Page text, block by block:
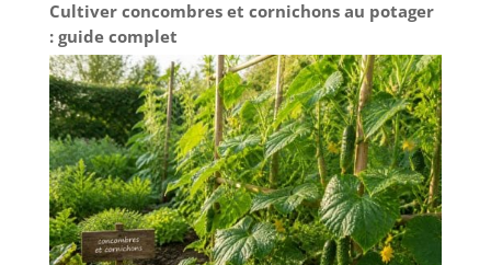
Cultiver concombres et cornichons au potager
: guide complet